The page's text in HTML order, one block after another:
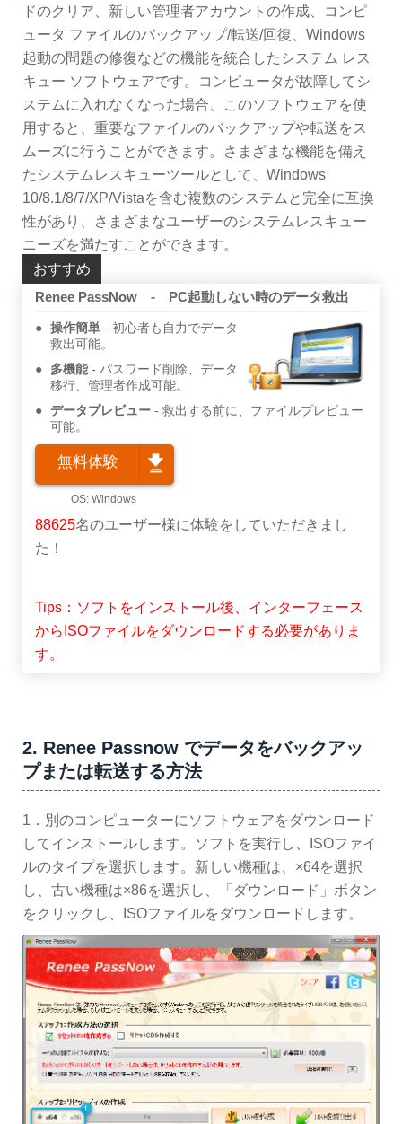
ドのクリア、新しい管理者アカウントの作成、コンピ
ュータ ファイルのバックアップ/転送/回復、Windows
起動の問題の修復などの機能を統合したシステム レス
キュー ソフトウェアです。コンピュータが故障してシ
ステムに入れなくなった場合、このソフトウェアを使
用すると、重要なファイルのバックアップや転送をス
ムーズに行うことができます。さまざまな機能を備え
たシステムレスキューツールとして、Windows
10/8.1/8/7/XP/Vistaを含む複数のシステムと完全に互換
性があり、さまざまなユーザーのシステムレスキュー
ニーズを満たすことができます。
おすすめ
Renee PassNow - PC起動しない時のデータ救出
操作簡単
初心者も自力でデータ
救出可能。
多機能
パスワード削除、データ
移行、管理者作成可能。
データプレビュー
救出する前に、ファイルプレビュー
可能。
無料体験
88625名のユーザー様に体験をしていただきまし
た！
Tips：ソフトをインストール後、インターフェース
からISOファイルをダウンロードする必要がありま
す。
2. Renee Passnow でデータをバックアッ
プまたは転送する方法
1．別のコンピューターにソフトウェアをダウンロード
してインストールします。ソフトを実行し、ISOファイ
ルのタイプを選択します。新しい機種は、×64を選択
し、古い機種は×86を選択し、「ダウンロード」ボタン
をクリックし、ISOファイルをダウンロードします。